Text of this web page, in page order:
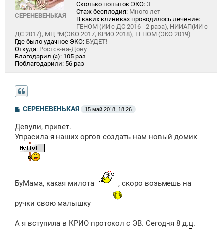
СЕРЕНЕВЕНЬКАЯ
Сколько попыток ЭКО: 3
Стаж бесплодия: Много лет
В каких клиниках проводилось лечение:
ГЕНОМ (ИИ с ДС 2016 - 2 раза), НИИАП(ИИ с
ДС 2017), МЦРМ(ЭКО 2017, КРИО 2018), ГЕНОМ (ЭКО 2019)
Где было удачное ЭКО: БУДЕТ!
Откуда: Ростов-на-Дону
Благодарил (а): 105 раз
Поблагодарили: 56 раз
С
б
щ
е
н
СЕРЕНЕВЕНЬКАЯ 15 май 2018, 18:26
Девули, привет.
Упрасила я наших оргов создать нам новый домик
БуМама, какая милота , скоро возьмешь на
ручки свою малышку
А я вступила в КРИО протокол с ЭВ. Сегодня 8 д.ц.